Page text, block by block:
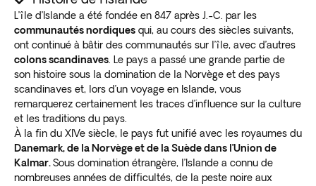
L’île d’Islande a été fondée en 847 après J.-C. par les
communautés nordiques qui, au cours des siècles suivants,
ont continué à bâtir des communautés sur l’île, avec d’autres
colons scandinaves . Le pays a passé une grande partie de
son histoire sous la domination de la Norvège et des pays
scandinaves et, lors d’un voyage en Islande, vous
remarquerez certainement les traces d’influence sur la culture
et les traditions du pays.
À la fin du XIVe siècle, le pays fut unifié avec les royaumes du
Danemark, de la Norvègeet de la Suède dans l’Union de
Kalmar.Sous domination étrangère, l’Islande a connu de
nombreuses années de difficultés, de la peste noire aux